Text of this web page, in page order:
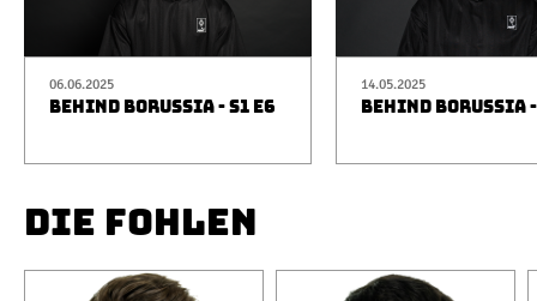
06.06.2025
BEHIND BORUSSIA - S1 E6
14.05.2025
BEHIND BORUSSIA
DIE FOHLEN